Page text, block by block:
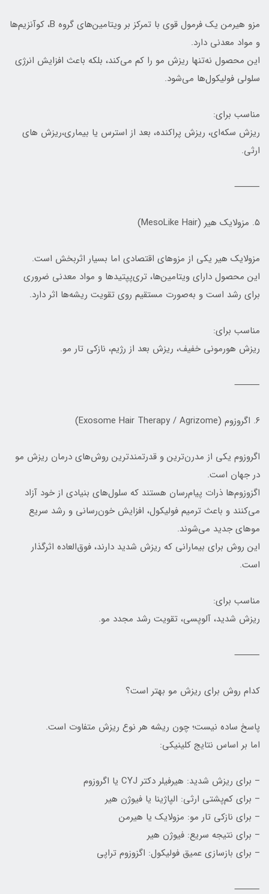
مزو هیرمن یک فرمول قوی با تمرکز بر ویتامین‌های گروه B، کوآنزیم‌ها
و مواد معدنی دارد.
این محصول نه‌تنها ریزش مو را کم می‌کند، بلکه باعث افزایش انرژی
سلولی فولیکول‌ها می‌شود.
مناسب برای:
ریزش سکه‌ای، ریزش پراکنده، بعد از استرس یا بیماری،ریزش های
ارثی.
⸻
۵. مزولایک هیر (MesoLike Hair)
مزولایک هیر یکی از مزوهای اقتصادی اما بسیار اثربخش است.
این محصول دارای ویتامین‌ها، تری‌پپتیدها و مواد معدنی ضروری
برای رشد است و به‌صورت مستقیم روی تقویت ریشه‌ها اثر دارد.
مناسب برای:
ریزش هورمونی خفیف، ریزش بعد از رژیم، نازکی تار مو.
⸻
۶. اگروزوم (Exosome Hair Therapy / Agrizome)
اگروزوم یکی از مدرن‌ترین و قدرتمندترین روش‌های درمان ریزش مو
در جهان است.
اگزوزوم‌ها ذرات پیام‌رسان هستند که سلول‌های بنیادی از خود آزاد
می‌کنند و باعث ترمیم فولیکول، افزایش خون‌رسانی و رشد سریع
موهای جدید می‌شوند.
این روش برای بیمارانی که ریزش شدید دارند، فوق‌العاده اثرگذار
است.
مناسب برای:
ریزش شدید، آلوپسی، تقویت رشد مجدد مو.
⸻
کدام روش برای ریزش مو بهتر است؟
پاسخ ساده نیست؛ چون ریشه هر نوع ریزش متفاوت است.
اما بر اساس نتایج کلینیکی:
– برای ریزش شدید: هیرفیلر دکتر CYJ یا اگروزوم
– برای کم‌پشتی ارثی: الپاژینا یا فیوژن هیر
– برای نازکی تار مو: مزولایک یا هیرمن
– برای نتیجه سریع: فیوژن هیر
– برای بازسازی عمیق فولیکول: اگزوزوم تراپی
⸻